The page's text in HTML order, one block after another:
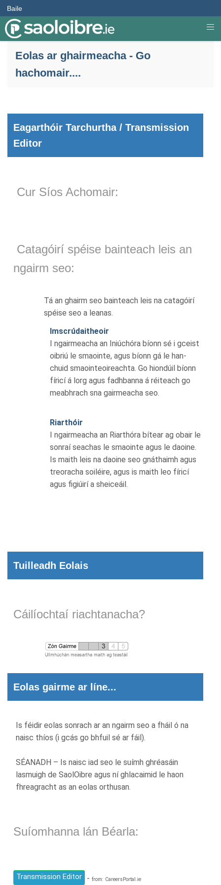
Baile
Eolas ar ghairmeacha - Go
hachomair....
Eagarthóir Tarchurtha / Transmission
Editor
Cur Síos Achomair:
Catagóirí spéise bainteach leis an
ngairm seo:
Tá an ghairm seo bainteach leis na catagóirí
spéise seo a leanas.
Imscrúdaitheoir
I ngairmeacha an Iniúchóra bíonn sé i gceist
oibriú le smaointe, agus bíonn gá le han-
chuid smaointeoireachta. Go hiondúil bíonn
fíricí á lorg agus fadhbanna á réiteach go
meabhrach sna gairmeacha seo.
Riarthóir
I ngairmeacha an Riarthóra bítear ag obair le
sonraí seachas le smaointe agus le daoine.
Is maith leis na daoine seo gnáthaimh agus
treoracha soiléire, agus is maith leo fíricí
agus figiúirí a sheiceáil.
Tuilleadh Eolais
Cáilíochtaí riachtanacha?
Eolas gairme ar líne...
Is féidir eolas sonrach ar an ngairm seo a fháil ó na
naisc thíos (i gcás go bhfuil sé ar fáil).
SÉANADH – Is naisc iad seo le suímh ghréasáin
lasmuigh de SaolOibre agus ní ghlacaimid le haon
fhreagracht as an eolas orthusan.
Suíomhanna lán Béarla:
Transmission Editor - from: CareersPortal.ie